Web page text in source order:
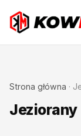
Strona główna ·
Jeziorany